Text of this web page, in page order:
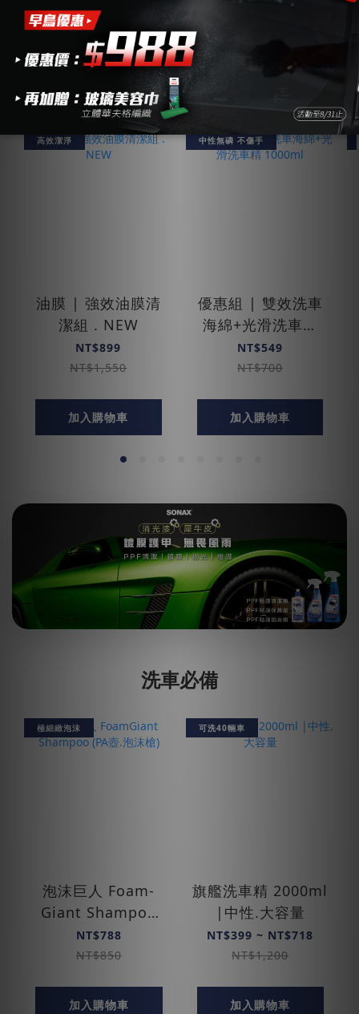
熱銷組合｜車體清潔｜護理
高效潔淨
油膜 | 強效油膜清
潔組 . NEW
NT$899
NT$1,550
加入購物車
中性無磷 不傷手
優惠組 | 雙效洗車
海綿+光滑洗車精
1000ml
NT$549
NT$700
加入購物車
洗車必備
極細緻泡沫
泡沫巨人 Foam­
Giant Shampoo
(PA壺.泡沫槍)
NT$788
NT$850
加入購物車
可洗40輛車
旗艦洗車精 2000ml
|中性.大容量
NT$399 ~ NT$718
NT$1,200
加入購物車